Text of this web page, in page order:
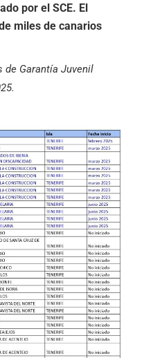
por el SCE. El
miles de canarios
de Garantía Juvenil